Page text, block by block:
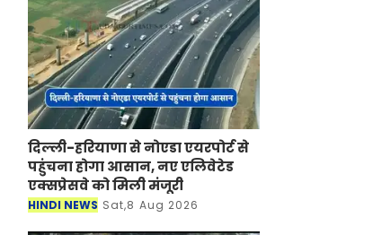
दिल्ली-हरियाणा से नोएडा एयरपोर्ट से
पहुंचना होगा आसान, नए एलिवेटेड
एक्सप्रेसवे को मिली मंजूरी
HINDI NEWS Sat,8 Aug 2026